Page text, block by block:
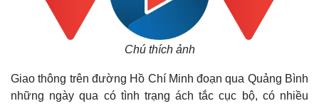
Chú thích ảnh
Giao thông trên đường Hồ Chí Minh đoạn qua Quảng Bình
những ngày qua có tình trạng ách tắc cục bộ, có nhiều